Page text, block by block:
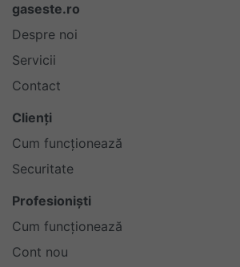
gaseste.ro
Despre noi
Servicii
Contact
Clienți
Cum funcționează
Securitate
Profesioniști
Cum funcționează
Cont nou